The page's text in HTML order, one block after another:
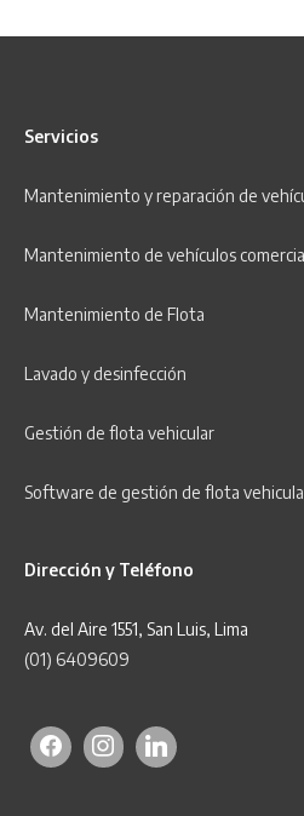
Servicios
Mantenimiento y reparación de
Mantenimiento de vehículos
Mantenimiento de Flota
Lavado y desinfección
Gestión de flota vehicular
Software de gestión de flota
Dirección y Teléfono
Av. del Aire 1551, San Luis, Lima
(01) 6409609